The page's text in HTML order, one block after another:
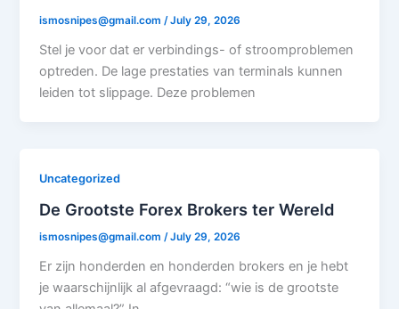
ismosnipes@gmail.com /July 29, 2026
Stel je voor dat er verbindings- of stroomproblemen
optreden. De lage prestaties van terminals kunnen
leiden tot slippage. Deze problemen
Uncategorized
De Grootste Forex Brokers ter Wereld
ismosnipes@gmail.com/July 29, 2026
Er zijn honderden en honderden brokers en je hebt
je waarschijnlijk al afgevraagd: “wie is de grootste